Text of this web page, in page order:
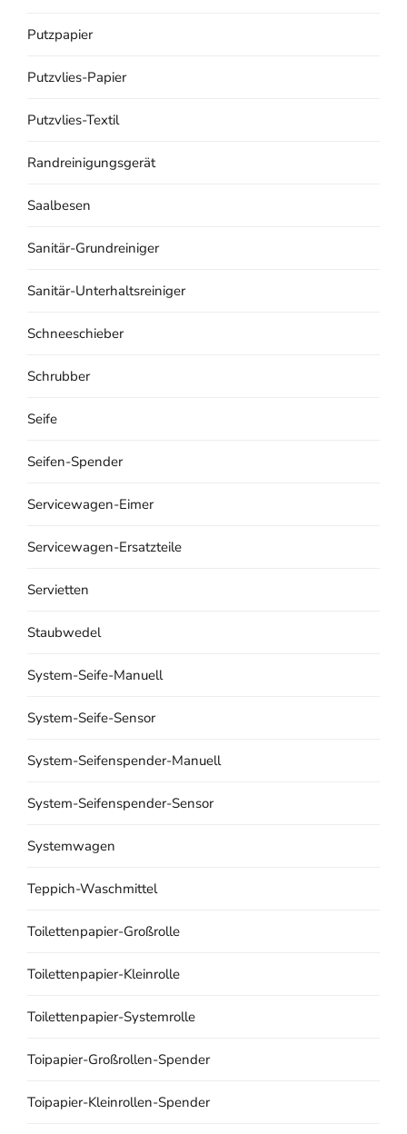
Putzpapier
Putzvlies-Papier
Putzvlies-Textil
Randreinigungsgerät
Saalbesen
Sanitär-Grundreiniger
Sanitär-Unterhaltsreiniger
Schneeschieber
Schrubber
Seife
Seifen-Spender
Servicewagen-Eimer
Servicewagen-Ersatzteile
Servietten
Staubwedel
System-Seife-Manuell
System-Seife-Sensor
System-Seifenspender-Manuell
System-Seifenspender-Sensor
Systemwagen
Teppich-Waschmittel
Toilettenpapier-Großrolle
Toilettenpapier-Kleinrolle
Toilettenpapier-Systemrolle
Toipapier-Großrollen-Spender
Toipapier-Kleinrollen-Spender